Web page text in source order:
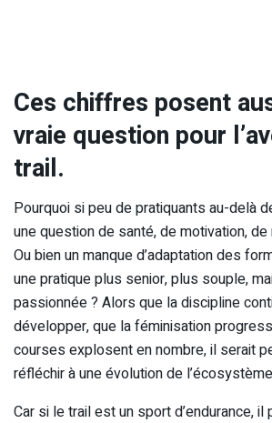
Ces chiffres posent
vraie question pour
trail.
Pourquoi si peu de pratiquants au-delà
une question de santé, de motivation,
Ou bien un manque d’adaptation des
une pratique plus senior, plus souple,
passionnée ? Alors que la discipline
développer, que la féminisation
courses explosent en nombre, il serait
réfléchir à une évolution de
Car si le trail est un sport d’endurance, il